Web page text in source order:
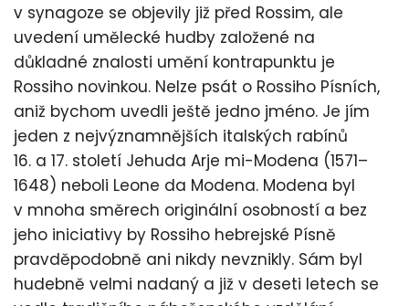
v synagoze se objevily již před Rossim, ale
uvedení umělecké hudby založené na
důkladné znalosti umění kontrapunktu je
Rossiho novinkou. Nelze psát o Rossiho Písních,
aniž bychom uvedli ještě jedno jméno. Je jím
jeden z nejvýznamnějších italských rabínů
16. a 17. století Jehuda Arje mi-Modena (1571–
1648) neboli Leone da Modena. Modena byl
v mnoha směrech originální osobností a bez
jeho iniciativy by Rossiho hebrejské Písně
pravděpodobně ani nikdy nevznikly. Sám byl
hudebně velmi nadaný a již v deseti letech se